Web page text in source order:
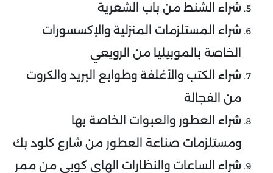
شراء الشنط من باب الشعرية
شراء المستلزمات المنزلية والإكسسورات
الخاصة بالموبيليا من الرويعي
شراء الكتب والأغلفة وطوابع البريد والكروت
من الفجالة
شراء العطور والعبوات الخاصة بها
ومستلزمات صناعة العطور من شارع كلود بك
شراء الساعات والنظارات الهاي كوبي من ممر